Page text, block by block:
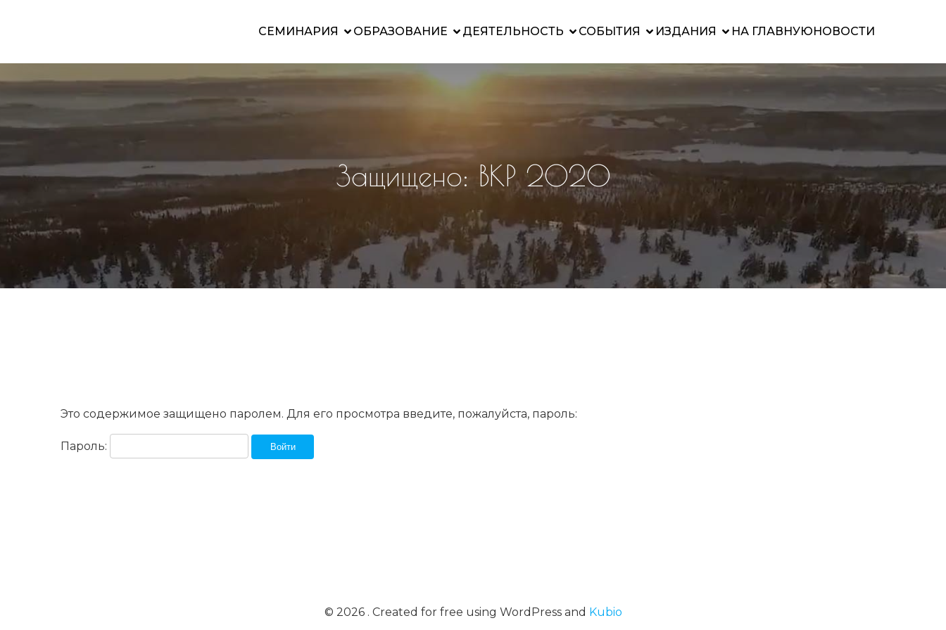
СЕМИНАРИЯ ОБРАЗОВАНИЕ ДЕЯТЕЛЬНОСТЬ СОБЫТИЯ ИЗДАНИЯ НА ГЛАВНУЮНОВОСТИ
Защищено: ВКР 2020
Это содержимое защищено паролем. Для его просмотра введите, пожалуйста, пароль:
Пароль:
© 2026 . Created for free using WordPress and Kubio